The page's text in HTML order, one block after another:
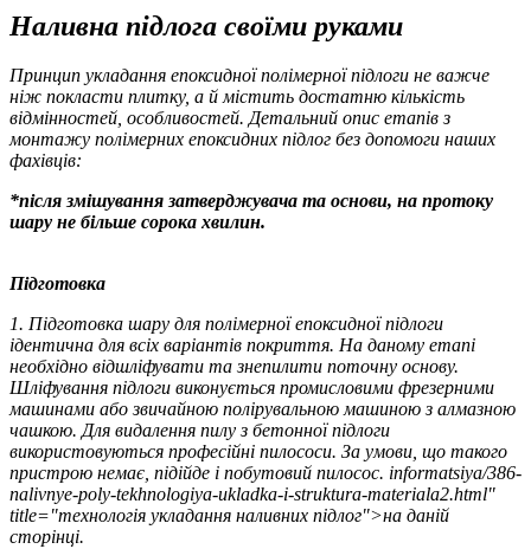
Наливна підлога своїми руками
Принцип укладання епоксидної полімерної підлоги не важче
ніж покласти плитку, а й містить достатню кількість
відмінностей, особливостей. Детальний опис етапів з
монтажу полімерних епоксидних підлог без допомоги наших
фахівців:
*після змішування затверджувача та основи, на протоку
шару не більше сорока хвилин.
Підготовка
1. Підготовка шару для полімерної епоксидної підлоги
ідентична для всіх варіантів покриття. На даному етапі
необхідно відшліфувати та знепилити поточну основу.
Шліфування підлоги виконується промисловими фрезерними
машинами або звичайною полірувальною машиною з алмазною
чашкою. Для видалення пилу з бетонної підлоги
використовуються професійні пилососи. За умови, що такого
пристрою немає, підійде і побутовий пилосос. informatsiya/386-
nalivnye-poly-tekhnologiya-ukladka-i-struktura-materiala2.html"
title="технологія укладання наливних підлог">на даній
сторінці.